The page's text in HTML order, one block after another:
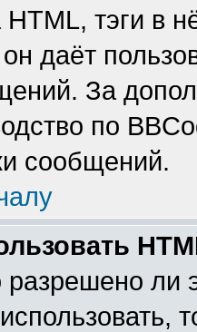
тэги в
даёт
За
по
сообщений.
разрешено